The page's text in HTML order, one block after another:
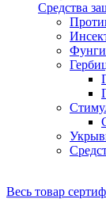
Средства
Весь товар